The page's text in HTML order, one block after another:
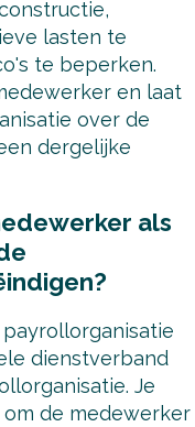
lasten te
te beperken.
en laat
over de
dergelijke
als
dienstverband
Je
de medewerker